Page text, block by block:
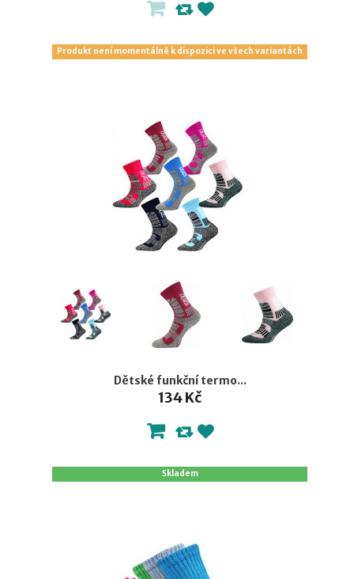
Produkt není momentálně k dispozici ve všech variantách
Dětské funkční termo...
134 Kč
Skladem